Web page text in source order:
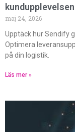
maj 24, 2026
Upptäck hur Sendify
Optimera
på din logistik.
Läs mer »